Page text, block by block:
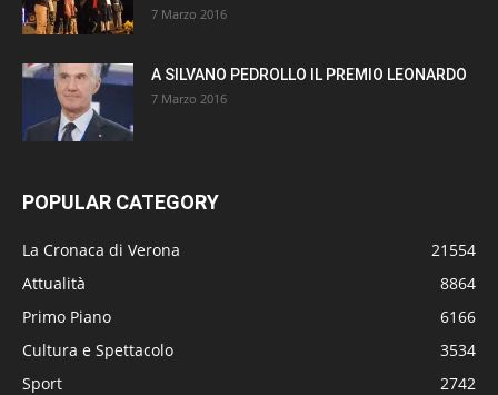
7 Marzo 2016
A SILVANO PEDROLLO IL PREMIO LEONARDO
7 Marzo 2016
POPULAR CATEGORY
La Cronaca di Verona
21554
Attualità
8864
Primo Piano
6166
Cultura e Spettacolo
3534
Sport
2742